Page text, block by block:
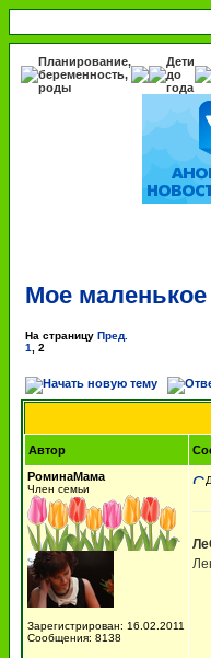
Планирование,
беременность,
роды
Дети
до
года
Мое маленькое
На страницу Пред.
1
2
Автор
РоминаМама
Член семьи
Зарегистрирован: 16.02.2011
Сообщения: 8138